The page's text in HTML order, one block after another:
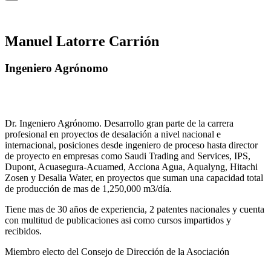
Manuel Latorre Carrión
Ingeniero Agrónomo
Dr. Ingeniero Agrónomo. Desarrollo gran parte de la carrera
profesional en proyectos de desalación a nivel nacional e
internacional, posiciones desde ingeniero de proceso hasta director
de proyecto en empresas como Saudi Trading and Services, IPS,
Dupont, Acuasegura-Acuamed, Acciona Agua, Aqualyng, Hitachi
Zosen y Desalia Water, en proyectos que suman una capacidad total
de producción de mas de 1,250,000 m3/día.
Tiene mas de 30 años de experiencia, 2 patentes nacionales y cuenta
con multitud de publicaciones asi como cursos impartidos y
recibidos.
Miembro electo del Consejo de Dirección de la Asociación